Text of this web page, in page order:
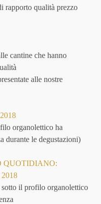
rapporto qualità prezzo
cantine che hanno
alle nostre
organolettico ha
durante le degustazioni)
QUOTIDIANO:
il profilo organolettico